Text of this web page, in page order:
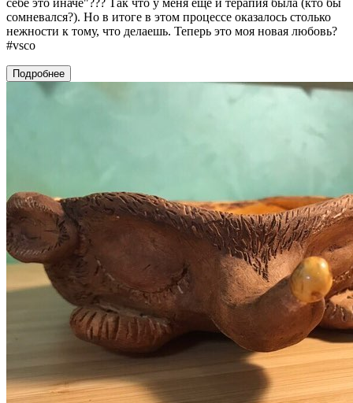
себе это иначе"??? Так что у меня ещё и терапия была (кто бы
сомневался?). Но в итоге в этом процессе оказалось столько
нежности к тому, что делаешь. Теперь это моя новая любовь?
#vsco
Подробнее